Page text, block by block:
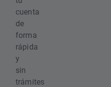
cuenta
de
forma
rápida
y
sin
trámites